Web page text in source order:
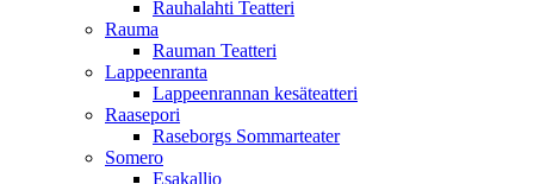
Rauhalahti Teatteri
Rauma
Rauman Teatteri
Lappeenranta
Lappeenrannan kesäteatteri
Raasepori
Raseborgs Sommarteater
Somero
Esakallio